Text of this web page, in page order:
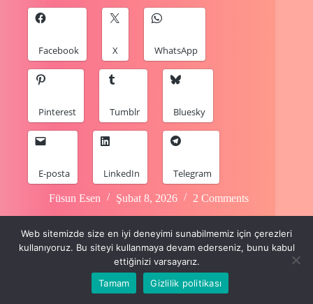
Facebook X WhatsApp
Pinterest Tumblr Bluesky
E-posta LinkedIn Telegram
Füsun Esen Şubat 8, 2026 2 Comments
Copyright © 2024 Füsun Esen
Web sitemizde size en iyi deneyimi sunabilmemiz için çerezleri
kullanıyoruz. Bu siteyi kullanmaya devam ederseniz, bunu kabul
ettiğinizi varsayarız.
Tamam
Gizlilik politikası